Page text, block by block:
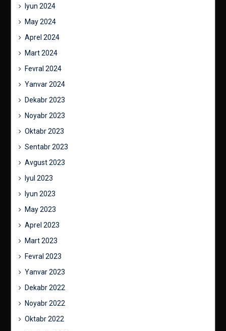
Iyun 2024
May 2024
Aprel 2024
Mart 2024
Fevral 2024
Yanvar 2024
Dekabr 2023
Noyabr 2023
Oktabr 2023
Sentabr 2023
Avgust 2023
Iyul 2023
Iyun 2023
May 2023
Aprel 2023
Mart 2023
Fevral 2023
Yanvar 2023
Dekabr 2022
Noyabr 2022
Oktabr 2022